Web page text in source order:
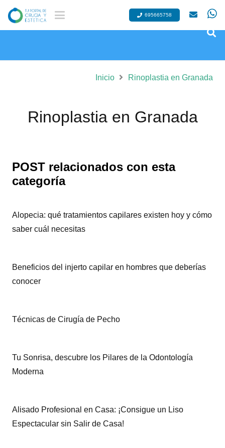
695665758
Inicio Rinoplastia en Granada
Rinoplastia en Granada
POST relacionados con esta
categoría
Alopecia: qué tratamientos capilares existen hoy y cómo
saber cuál necesitas
Beneficios del injerto capilar en hombres que deberías
conocer
Técnicas de Cirugía de Pecho
Tu Sonrisa, descubre los Pilares de la Odontología
Moderna
Alisado Profesional en Casa: ¡Consigue un Liso
Espectacular sin Salir de Casa!